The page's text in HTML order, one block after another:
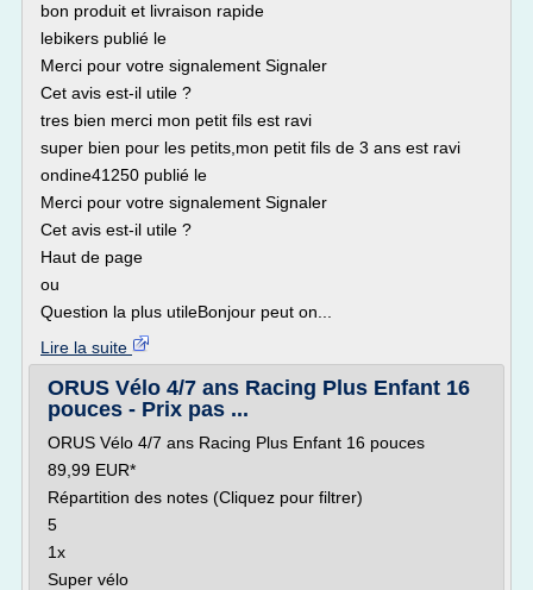
bon produit et livraison rapide
lebikers publié le
Merci pour votre signalement Signaler
Cet avis est-il utile ?
tres bien merci mon petit fils est ravi
super bien pour les petits,mon petit fils de 3 ans est ravi
ondine41250 publié le
Merci pour votre signalement Signaler
Cet avis est-il utile ?
Haut de page
ou
Question la plus utileBonjour peut on...
Lire la suite
ORUS Vélo 4/7 ans Racing Plus Enfant 16
pouces - Prix pas ...
ORUS Vélo 4/7 ans Racing Plus Enfant 16 pouces
89,99 EUR*
Répartition des notes (Cliquez pour filtrer)
5
1x
Super vélo